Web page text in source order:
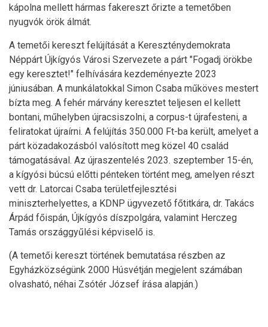
kápolna mellett hármas fakereszt őrizte a temetőben
nyugvók örök álmát.
A temetői kereszt felújítását a Kereszténydemokrata
Néppárt Újkígyós Városi Szervezete a párt "Fogadj örökbe
egy keresztet!" felhívására kezdeményezte 2023
júniusában. A munkálatokkal Simon Csaba műköves mestert
bízta meg. A fehér márvány keresztet teljesen el kellett
bontani, műhelyben újracsiszolni, a corpus-t újrafesteni, a
feliratokat újraírni. A felújítás 350.000 Ft-ba került, amelyet a
párt közadakozásból valósított meg közel 40 család
támogatásával. Az újraszentelés 2023. szeptember 15-én,
a kígyósi búcsú előtti pénteken történt meg, amelyen részt
vett dr. Latorcai Csaba területfejlesztési
miniszterhelyettes, a KDNP ügyvezető főtitkára, dr. Takács
Árpád főispán, Újkígyós díszpolgára, valamint Herczeg
Tamás országgyűlési képviselő is.
(A temetői kereszt történek bemutatása részben az
Egyházközségünk 2000 Húsvétján megjelent számában
olvasható, néhai Zsótér József írása alapján.)